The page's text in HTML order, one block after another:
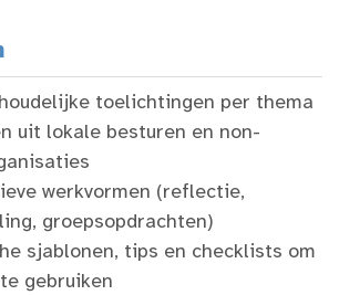
toelichtingen per thema
uit lokale besturen en non-
werkvormen (reflectie,
groepsopdrachten)
sjablonen, tips en checklists om
gebruiken